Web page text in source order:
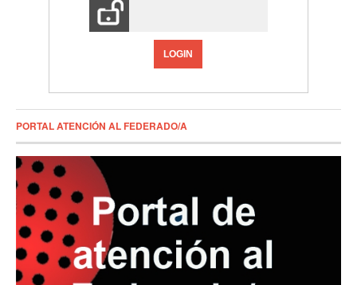
LOGIN
PORTAL ATENCIÓN AL FEDERADO/A